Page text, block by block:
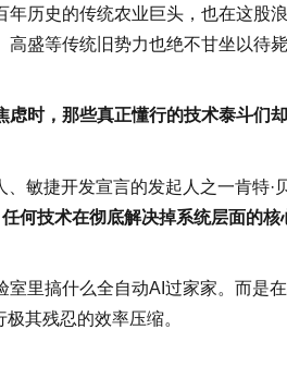
历史的传统农业巨头，也在这股
盛等传统旧势力也绝不甘坐以待
时，那些真正懂行的技术泰斗们
敏捷开发宣言的发起人之一肯特·
任何技术在彻底解决掉系统层面的
里搞什么全自动AI过家家。而是
其残忍的效率压缩。